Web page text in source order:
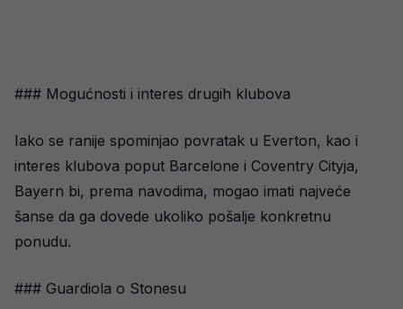
### Mogućnosti i interes drugih klubova
Iako se ranije spominjao povratak u Everton, kao i
interes klubova poput Barcelone i Coventry Cityja,
Bayern bi, prema navodima, mogao imati najveće
šanse da ga dovede ukoliko pošalje konkretnu
ponudu.
### Guardiola o Stonesu